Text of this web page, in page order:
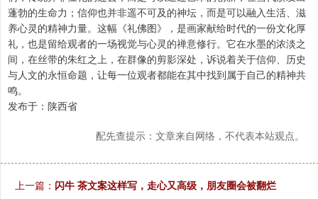
蓬勃的生命力；信仰也并非遥不可及的神坛，而是可以融入生活、滋
养心灵的精神力量。这幅《礼佛图》，是画家献给时代的一份文化厚
礼，也是留给观者的一场视觉与心灵的禅意修行。它在水墨的浓淡之
间，在丝带的朱红之上，在群像的剪影深处，诉说着关于信仰、历史
与人文的永恒命题，让每一位观者都能在其中找到属于自己的精神共
鸣。
发布于：陕西省
配先查提示：文章来自网络，不代表本站观点。
上一篇： 闪牛 茶文案这样写，走心又高级，朋友圈会被翻烂